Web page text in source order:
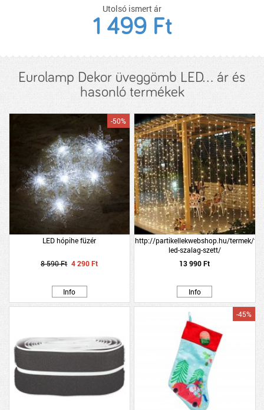
Utolsó ismert ár
1 499 Ft
Eurolamp Dekor üveggömb LED... ár és
hasonló termékek
LED hópihe füzér
-50%
8 590 Ft 4 290 Ft
Info
http://partikellekwebshop.hu/termek/
led-szalag-szett/
13 990 Ft
Info
-45%